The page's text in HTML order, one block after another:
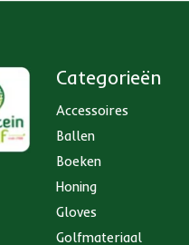
Categorieën
Accessoires
Ballen
Boeken
Honing
Gloves
Golfmateriaal